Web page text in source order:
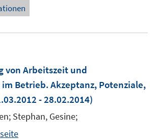
von Arbeitszeit und
Betrieb. Akzeptanz, Potenziale,
- 28.02.2014)
Stephan, Gesine;